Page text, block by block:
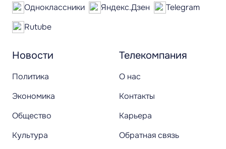
Новости
Политика
Экономика
Общество
Культура
Телекомпания
О нас
Контакты
Карьера
Обратная связь
Одноклассники
Яндекс.Дзен
Telegram
Rutube